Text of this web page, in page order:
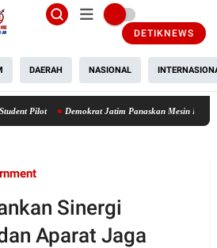
DETIKNEWS
DAERAH NASIONAL
Dorong Kejelasan Tanggung Jawab Hukum Pilot dan
Sinergi
Aparat Jaga